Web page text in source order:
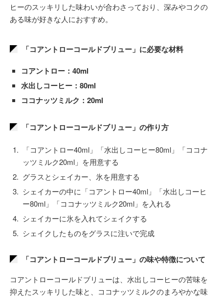
ヒーのスッキリした味わいが合わさっており、深みやコクの
ある味が好きな人におすすめ。
「コアントローコールドブリュー」に必要な材料
コアントロー：40ml
水出しコーヒー：80ml
ココナッツミルク：20ml
「コアントローコールドブリュー」の作り方
「コアントロー40ml」「水出しコーヒー80ml」「ココナ
ッツミルク20ml」を用意する
グラスとシェイカー、氷を用意する
シェイカーの中に「コアントロー40ml」「水出しコーヒ
ー80ml」「ココナッツミルク20ml」を入れる
シェイカーに氷を入れてシェイクする
シェイクしたものをグラスに注いで完成
「コアントローコールドブリュー」の味や特徴について
コアントローコールドブリューは、水出しコーヒーの苦味を
抑えたスッキリした味と、ココナッツミルクのまろやかな味